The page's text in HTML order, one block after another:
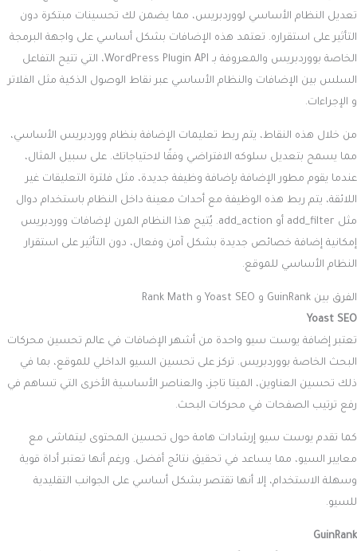
تعديل النظام الأساسي لووردبريس، مما يضمن لك تحسينات مبتكرة دون
التأثير على استقراره. تعتمد هذه الإضافات بشكل أساسي على واجهة البرمجة
الخاصة بووردبريس والمعروفة بـ WordPress Plugin API، التي تتيح التفاعل
السلس بين الإضافات والنظام الأساسي عبر نقاط الوصول الذكية مثل الفلاتر
و الإجراءات.
من خلال هذه النقاط، يتم ربط تعليمات الإضافة بنظام ووردبريس الأساسي،
مما يسمح بتعديل سلوكه الافتراضي وفقًا لاحتياجاتك. على سبيل المثال،
عندما يقوم مطور الإضافة بإضافة وظيفة جديدة، مثل فلترة التعليقات غير
اللائقة، يتم ربط هذه الوظيفة مع أحداث معينة داخل النظام باستخدام دوال
مثل add_filter أو add_action. يُتيح هذا النظام المرن لإضافات ووردبريس
إمكانية إضافة خصائص جديدة بشكل آمن وفعال، دون التأثير على استقرار
النظام الأساسي للموقع.
الفرق بين GuinRank و Yoast SEO و Rank Math
Yoast SEO
تعتبر إضافة يوست سيو واحدة من أشهر الإضافات في عالم تحسين محركات
البحث الخاصة بووردبريس. تركز على تحسين السيو الداخلي للموقع، بما في
ذلك تحسين العناوين، الميتا تاجز، والعناصر الأساسية الأخرى التي تساهم في
رفع ترتيب الصفحات في محركات البحث.
كما تقدم يوست سيو إرشادات هامة حول تحسين المحتوى ليتماشى مع
معايير السيو، مما يساعد في تحقيق نتائج أفضل. ورغم أنها تعتبر أداة قوية
وسهلة الاستخدام، إلا أنها تقتصر بشكل أساسي على الجوانب التقليدية
للسيو.
GuinRank